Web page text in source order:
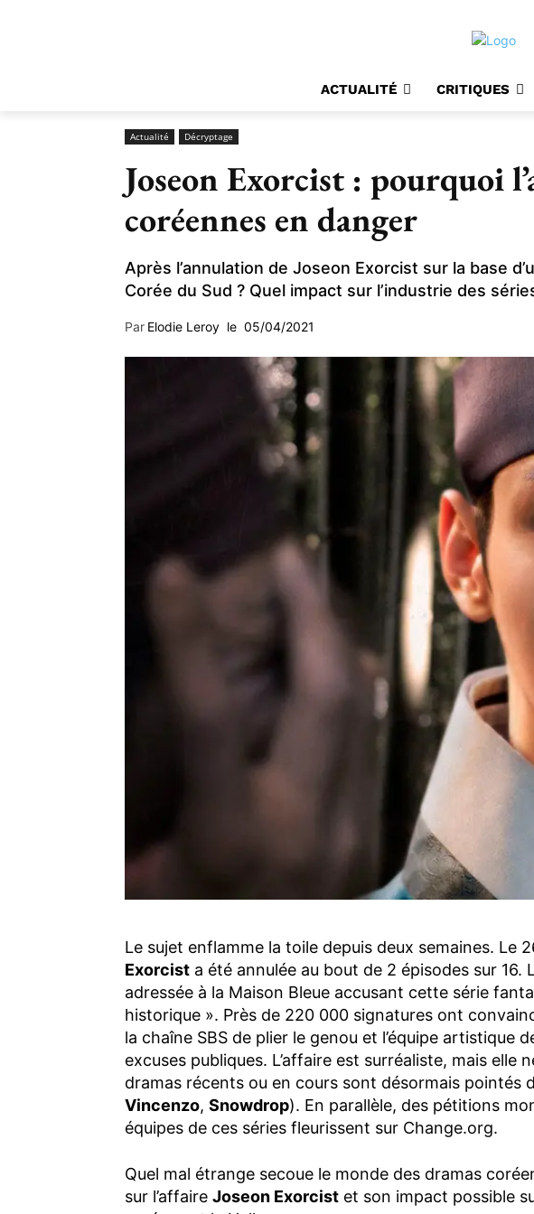
ACTUALITÉ CRITIQUES
Actualité Décryptage
Joseon Exorcist : pourquoi
coréennes en danger
Après l’annulation de Joseon Exorcist sur la base
Corée du Sud ? Quel impact sur l’industrie des
Par Elodie Leroy le 05/04/2021
Le sujet enflamme la toile depuis deux semaines. Le
Exorcist a été annulée au bout de 2 épisodes sur 16.
adressée à la Maison Bleue accusant cette série
historique ». Près de 220 000 signatures ont
la chaîne SBS de plier le genou et l’équipe artistique
excuses publiques. L’affaire est surréaliste, mais elle
dramas récents ou en cours sont désormais pointés
Vincenzo, Snowdrop). En parallèle, des pétitions
équipes de ces séries fleurissent sur Change.org.
Quel mal étrange secoue le monde des dramas
sur l’affaire Joseon Exorcist et son impact possible